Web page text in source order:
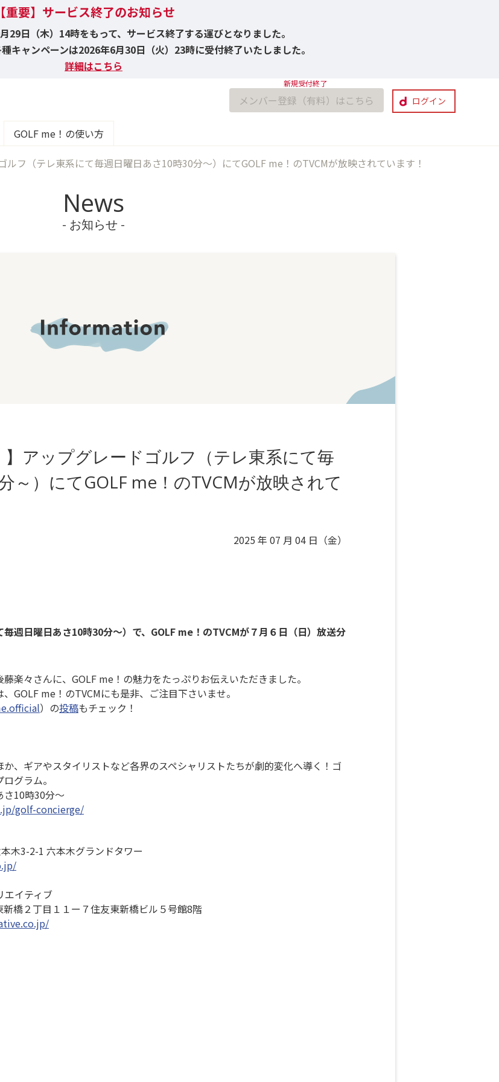
【重要】サービス終了のお知らせ
29日（木）14時をもって、サービス終了する運びとなりました。
キャンペーンは2026年6月30日（火）23時に受付終了いたしました。
詳細はこちら
メンバー登録（有料）はこちら ログイン
GOLF me！の使い方
ルフ（テレ東系にて毎週日曜日あさ10時30分～）にてGOLF me！のTVCMが放映されています！
News
- お知らせ -
】アップグレードゴルフ（テレ東系にて毎
～）にてGOLF me！のTVCMが放映されて
2025 年 07 月 04 日（金）
週日曜日あさ10時30分～）で、GOLF me！のTVCMが７月６日（日）放送分
楽々さんに、GOLF me！の魅力をたっぷりお伝えいただきました。
GOLF me！のTVCMにも是非、ご注目下さいませ。
）の投稿もチェック！
、ギアやスタイリストなど各界のスペシャリストたちが劇的変化へ導く！ゴ
グラム。
10時30分〜
golf-concierge/
木3-2-1 六本木グランドタワー
エイティブ
橋２丁目１１ー７住友東新橋ビル５号館8階